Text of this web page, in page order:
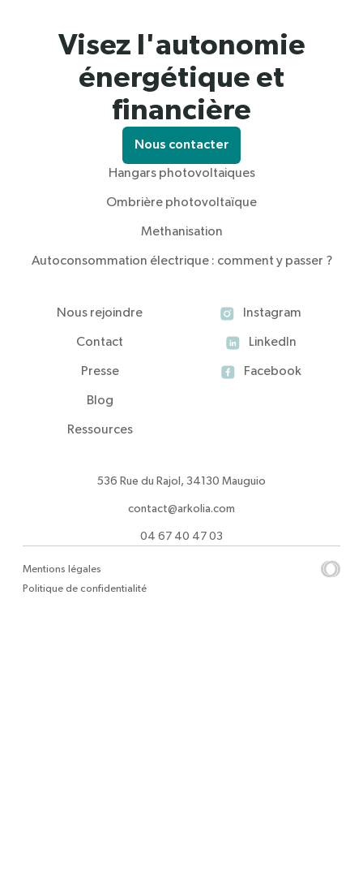
Visez l'autonomie
énergétique et
financière
Nous contacter
Hangars photovoltaiques
Ombrière photovoltaïque
Methanisation
Autoconsommation électrique : comment y passer ?
Nous rejoindre
Contact
Presse
Blog
Ressources
Instagram
LinkedIn
Facebook
536 Rue du Rajol, 34130 Mauguio
contact@arkolia.com
04 67 40 47 03
Mentions légales
Politique de confidentialité